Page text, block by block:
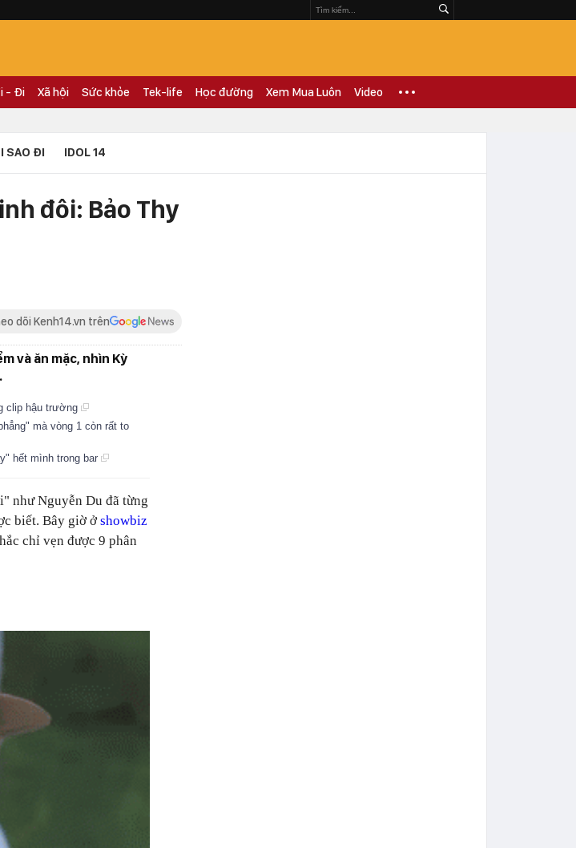
- Đi Xã hội Sức khỏe Tek-life Học đường Xem Mua Luôn Video
SAO ĐI IDOL 14
đôi: Bảo Thy
dõi Kenh14.vn trên
và ăn mặc, nhìn Kỳ
clip hậu trường
mà vòng 1 còn rất to
hết mình trong bar
như Nguyễn Du đã từng
biết. Bây giờ ởshowbiz
chỉ vẹn được 9 phân